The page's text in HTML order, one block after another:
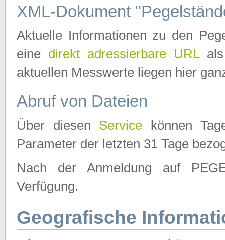
XML-Dokument
Aktuelle Informationen zu den
eine direkt adressierbare URLals
aktuellen Messwerte liegen hier
Abruf von Dateien
Über diesen Service können
Parameter der letzten 31 Tage
Nach der Anmeldung auf
Verfügung.
Geografische